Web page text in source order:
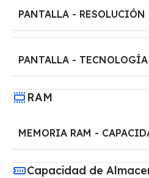
PANTALLA - RESOLUCIÓN
PANTALLA - TECNOLOGÍA
RAM
MEMORIA RAM -
Capacidad de